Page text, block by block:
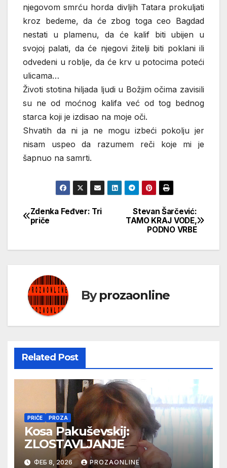
njegovom smrću horda divljih Tatara prokuljati
kroz bedeme, da će zbog toga ceo Bagdad
nestati u plamenu, da će kalif biti ubijen u
svojoj palati, da će njegovi žitelji biti poklani ili
odvedeni u roblje, da će krv u potocima poteći
ulicama…
Životi stotina hiljada ljudi u Božjim očima zavisili
su ne od moćnog kalifa već od tog bednog
starca koji je izdisao na moje oči.
Shvatih da ni ja ne mogu izbeći pokolju jer
nisam uspeo da razumem reči koje mi je
šapnuo na samrti.
Кретање
Stevan Šarčević:
TAMO KRAJ VODE,
PODNO VRBE
Zdenka Feđver: Tri
priče
Byprozaonline
Related Post
PRIČE PROZA
Kosa Pakuševskij:
ZLOSTAVLJANJE
ФЕБ 8, 2026 PROZAONLINE